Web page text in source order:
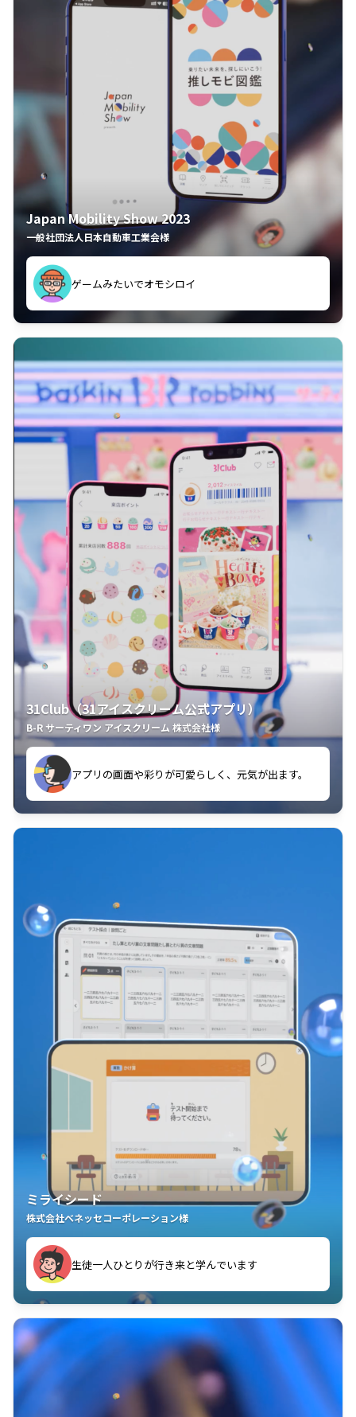
Japan Mobility Show 2023
一般社団法人日本自動車工業会様
ゲームみたいでオモシロイ
久々のモーターショーがアプリでもっと楽しめました
31Club（31アイスクリーム公式アプリ）
B-R サーティワン アイスクリーム 株式会社様
アプリの画面や彩りが可愛らしく、元気が出ます。
クラスごとに特典があるようなので使うのが楽しいで
す。
ミライシード
株式会社ベネッセコーポレーション様
生徒一人ひとりが行き来と学んでいます
教室中の児童生徒が「問題が解けてうれしい」「解く
ことが楽しい」を実感しています